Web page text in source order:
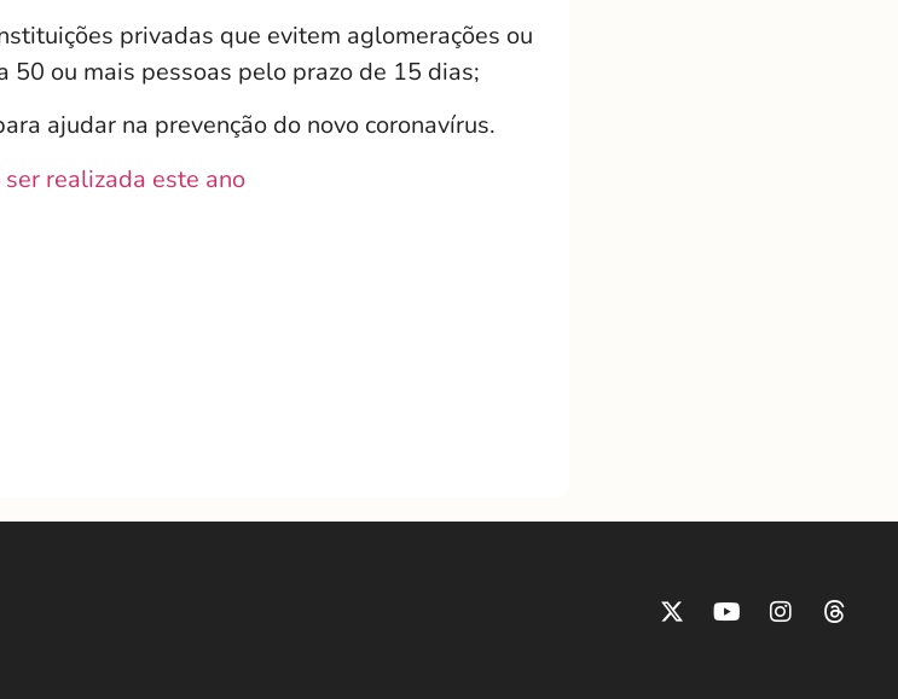
privadas que evitem aglomerações ou
ou mais pessoas pelo prazo de 15 dias;
ajudar na prevenção do novo coronavírus.
realizada este ano